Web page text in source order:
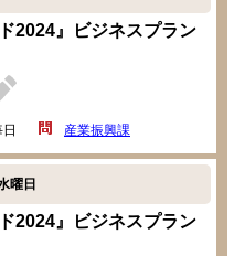
2024』ビジネスプラン
産業振興課
曜日
2024』ビジネスプラン